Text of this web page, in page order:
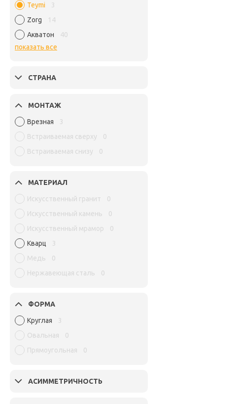
Teymi
3
Zorg
14
Акватон
40
показать все
СТРАНА
МОНТАЖ
Врезная
3
Встраиваемая сверху
0
Встраиваемая снизу
0
МАТЕРИАЛ
Искусственный гранит
0
Искусственный камень
0
Искусственный мрамор
0
Кварц
3
Медь
0
Нержавеющая сталь
0
ФОРМА
Круглая
3
Овальная
0
Прямоугольная
0
АСИММЕТРИЧНОСТЬ